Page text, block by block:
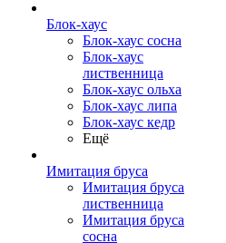
Блок-хаус
Блок-хаус сосна
Блок-хаус
лиственница
Блок-хаус ольха
Блок-хаус липа
Блок-хаус кедр
Ещё
Имитация бруса
Имитация бруса
лиственница
Имитация бруса
сосна